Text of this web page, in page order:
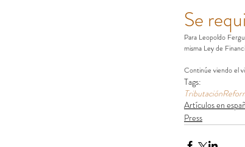
Se
Para Leopoldo
misma Ley de
Continúe viendo el
Tags:
Tributación
Artículos en
Press